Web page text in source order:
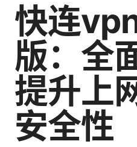
快连
版：全
提升上
安全性